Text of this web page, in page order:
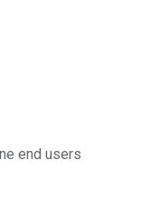
end users